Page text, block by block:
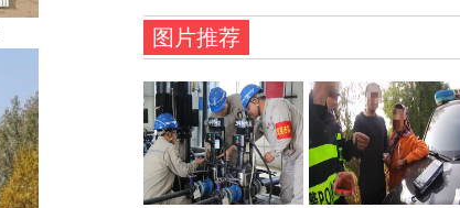
图片推荐